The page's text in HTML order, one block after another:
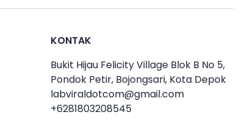
KONTAK
Bukit Hijau Felicity Village Blok B No 5,
Pondok Petir, Bojongsari, Kota Depok
labviraldotcom@gmail.com
+6281803208545